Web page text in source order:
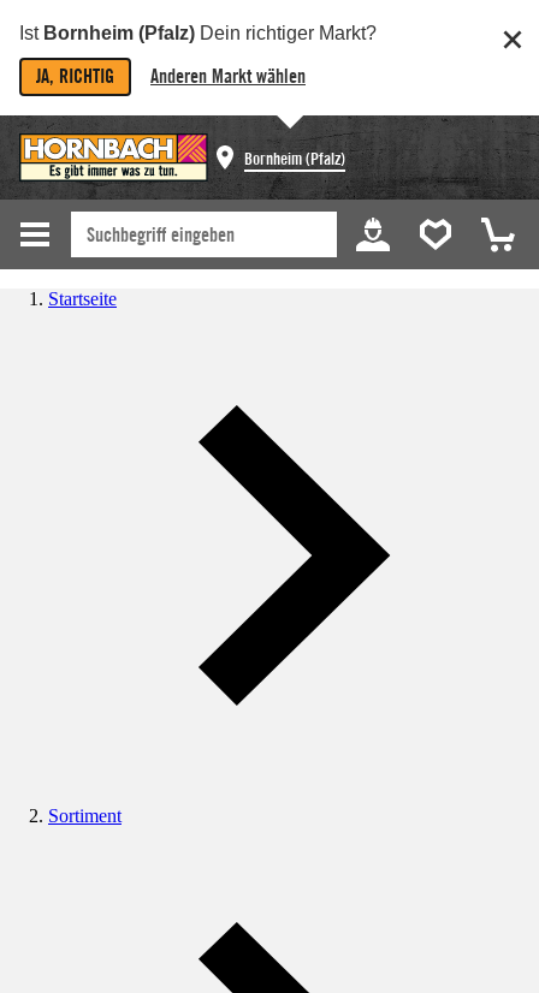
Ist Bornheim (Pfalz) Dein richtiger Markt?
JA, RICHTIG Anderen Markt wählen
Bornheim (Pfalz)
Startseite
Sortiment